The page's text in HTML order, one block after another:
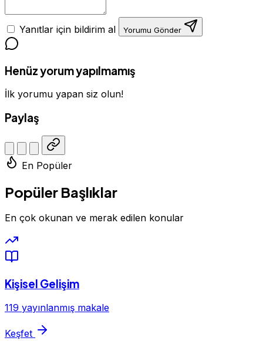
Yanıtlar için bildirim al Yorumu Gönder
Henüz yorum yapılmamış
İlk yorumu yapan siz olun!
Paylaş
En Popüler
Popüler Başlıklar
En çok okunan ve merak edilen konular
Kişisel Gelişim
119 yayınlanmış makale
Keşfet